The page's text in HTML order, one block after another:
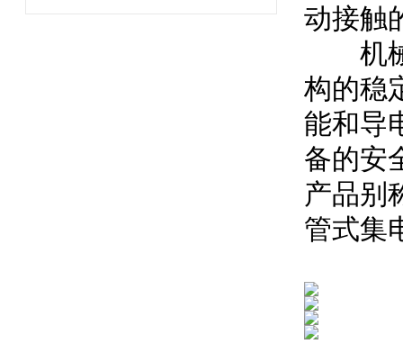
动接触
机械
构的稳
能和导
备的安
产品别
管式集